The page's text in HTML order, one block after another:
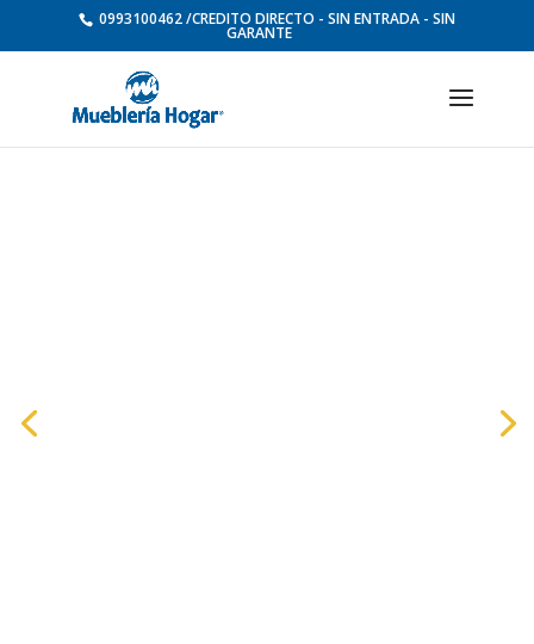
0993100462 /CREDITO DIRECTO - SIN ENTRADA - SIN
GARANTE